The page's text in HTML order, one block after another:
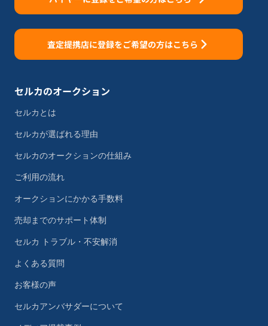
査定提携店に登録をご希望の方はこちら
セルカのオークション
セルカとは
セルカが選ばれる理由
セルカのオークションの仕組み
ご利用の流れ
オークションにかかる手数料
売却までのサポート体制
セルカ トラブル・不安解消
よくある質問
お客様の声
セルカアンバサダーについて